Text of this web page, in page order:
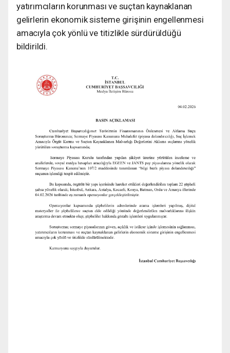
yatırımcıların korunması ve suçtan kaynaklanan
gelirlerin ekonomik sisteme girişinin engellenmesi
amacıyla çok yönlü ve titizlikle sürdürüldüğü
bildirildi.